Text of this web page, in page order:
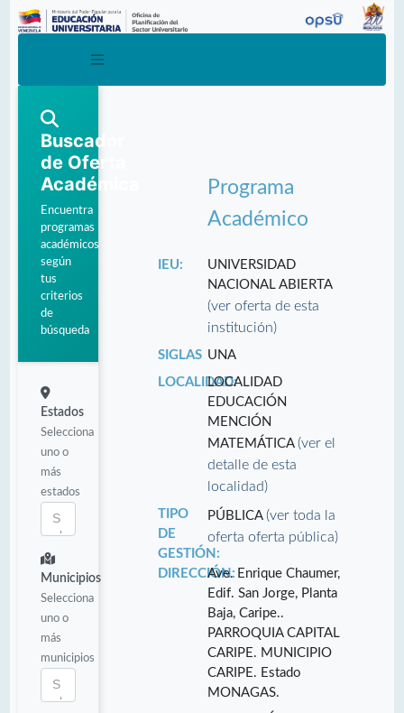
Buscador
de Oferta
Académica
Encuentra
programas
académicos
según
tus
criterios
de
búsqueda
Estados
Selecciona
uno o
más
estados
Municipios
Selecciona
uno o
más
municipios
Programa
Académico
IEU:
UNIVERSIDAD
NACIONAL ABIERTA
(ver oferta de esta
institución)
SIGLAS UNA
LOCALIDAD:LOCALIDAD
EDUCACIÓN
MENCIÓN
MATEMÁTICA(ver el
detalle de esta
localidad)
TIPO
DE
GESTIÓN:
PÚBLICA(ver toda la
oferta oferta pública)
DIRECCIÓN:Ave. Enrique Chaumer,
Edif. San Jorge, Planta
Baja, Caripe..
PARROQUIA CAPITAL
CARIPE. MUNICIPIO
CARIPE. Estado
MONAGAS.